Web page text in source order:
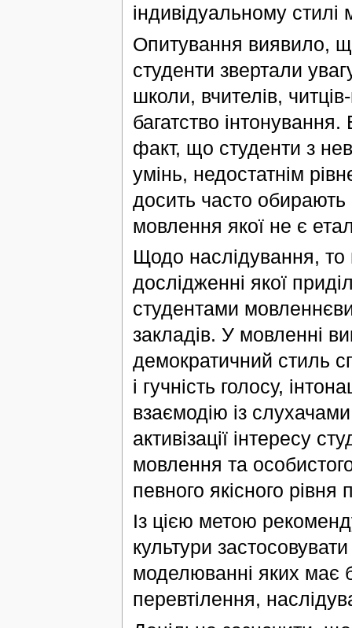
індивідуальному
Опитування виявило,
студенти звертали
школи, вчителів,
багатство
факт, що студенти з
умінь, недостатнім
досить часто
мовлення якої не є
Щодо наслідування,
дослідженні якої
студентами
закладів. У мовленні
демократичний стиль
і гучність голосу,
взаємодію із
активізації інтересу
мовлення та
певного якісного
Із цією метою
культури
моделюванні яких має
перевтілення,